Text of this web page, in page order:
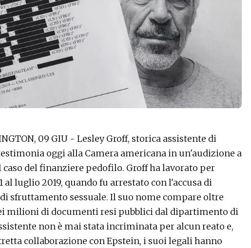
09 GIU - Lesley Groff, storica assistente di
oggi alla Camera americana in un'audizione a
caso del finanziere pedofilo. Groff ha lavorato per
al luglio 2019, quando fu arrestato con l'accusa di
sfruttamento sessuale. Il suo nome compare oltre
milioni di documenti resi pubblici dal dipartimento di
non è mai stata incriminata per alcun reato e,
collaborazione con Epstein, i suoi legali hanno